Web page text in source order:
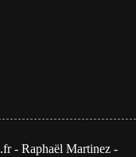
- Raphaël Martinez -